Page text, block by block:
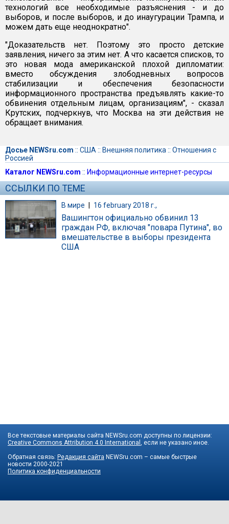
технологий все необходимые разъяснения - и до
выборов, и после выборов, и до инаугурации Трампа, и
можем дать еще неоднократно".
"Доказательств нет. Поэтому это просто детские
заявления, ничего за этим нет. А что касается списков, то
это новая мода американской плохой дипломатии:
вместо обсуждения злободневных вопросов
стабилизации и обеспечения безопасности
информационного пространства предъявлять какие-то
обвинения отдельным лицам, организациям", - сказал
Крутских, подчеркнув, что Москва на эти действия не
обращает внимания.
Досье NEWSru.com :: США :: Внешняя политика :: Отношения с
Россией
Каталог NEWSru.com :: Информационные интернет-ресурсы
ССЫЛКИ ПО ТЕМЕ
В мире | 16 february 2018 г.,
Вашингтон официально обвинил 13
граждан РФ, включая "повара Путина", во
вмешательстве в выборы президента
США
Все текстовые материалы сайта NEWSru.com доступны по лицензии:
Creative Commons Attribution 4.0 International
, если не указано иное.
Обратная связь: Редакция сайта NEWSru.com – самые быстрые
новости 2000-2021
Политика конфиденциальности